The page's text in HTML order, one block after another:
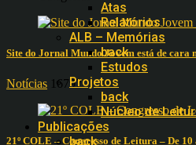
Atas
Relatórios
ALB – Memórias
back
Estudos
Projetos
back
Núcleo de
Publicações
back
Site do Jornal Mundo Jovem está de cara
Notícias 16797
21º COLE – Congresso de Leitura – De